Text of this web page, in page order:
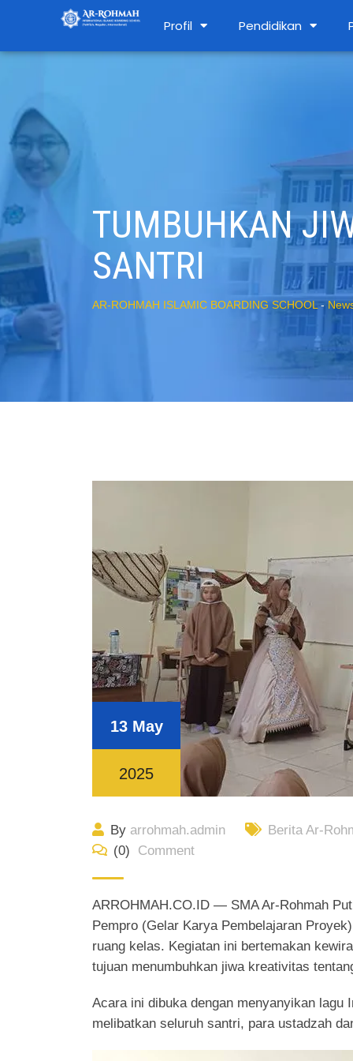
Profil Pendidikan
TUMBUHKAN
SANTRI
AR-ROHMAH ISLAMIC BOARDING SCHOOL-
13 May
2025
By arrohmah.admin
Berita Ar-
(0)
Comment
ARROHMAH.CO.ID — SMA Ar-Rohmah
Pempro (Gelar Karya Pembelajaran
ruang kelas. Kegiatan ini bertemakan
tujuan menumbuhkan jiwa kreativitas
Acara ini dibuka dengan menyanyikan lagu
melibatkan seluruh santri, para ustadzah